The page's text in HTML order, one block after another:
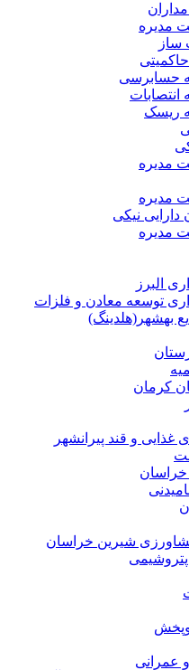
مدیره
ساز
حسابرسی
انتصابات
ریسک
مدیره
مدیره
نیکی
مدیره
البرز
توسعه معادن و فلزات
بهشهر(هلدینگ)
کرمان
غذایی و قند پیرانشهر
خراسان
شیرین خراسان
عمرانی